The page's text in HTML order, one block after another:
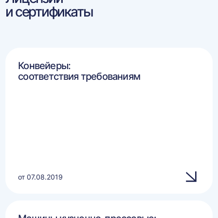
и сертификаты
Конвейеры:
соответствия требованиям
от 07.08.2019